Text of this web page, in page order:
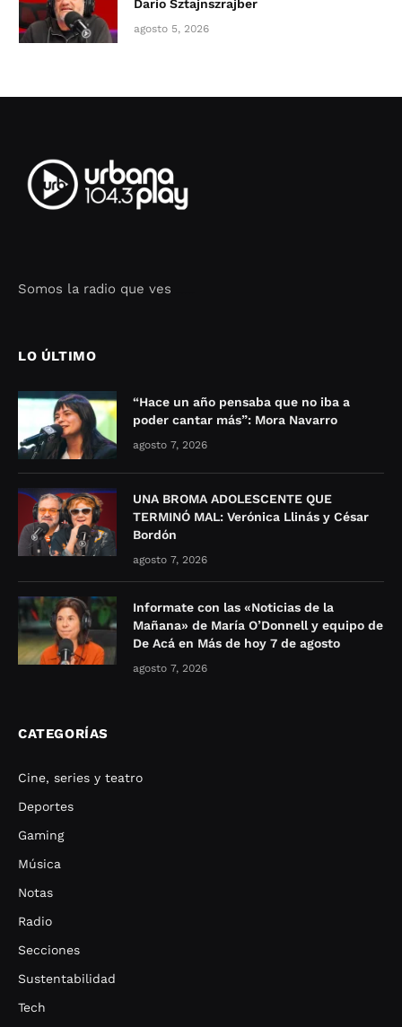
Darío Sztajnszrajber
agosto 5, 2026
Somos la radio que ves
LO ÚLTIMO
“Hace un año pensaba que no iba a
poder cantar más”: Mora Navarro
agosto 7, 2026
UNA BROMA ADOLESCENTE QUE
TERMINÓ MAL: Verónica Llinás y César
Bordón
agosto 7, 2026
Informate con las «Noticias de la
Mañana» de María O’Donnell y equipo de
De Acá en Más de hoy 7 de agosto
agosto 7, 2026
CATEGORÍAS
Cine, series y teatro
Deportes
Gaming
Música
Notas
Radio
Secciones
Sustentabilidad
Tech